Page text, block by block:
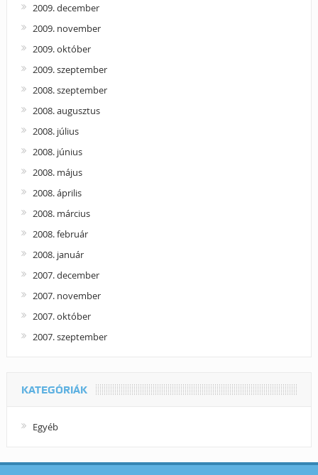
2009. december
2009. november
2009. október
2009. szeptember
2008. szeptember
2008. augusztus
2008. július
2008. június
2008. május
2008. április
2008. március
2008. február
2008. január
2007. december
2007. november
2007. október
2007. szeptember
KATEGÓRIÁK
Egyéb